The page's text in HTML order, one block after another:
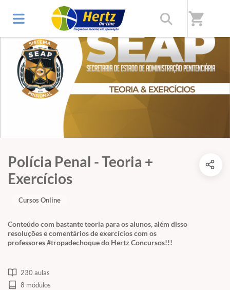
shopping_cart
Polícia Penal - Teoria +
Exercícios
Conteúdo com bastante teoria para os alunos, além disso
resoluções e comentários de exercícios com os
professores #tropadechoque do Hertz Concursos!!!
Cursos Online
230 aulas
8 módulos